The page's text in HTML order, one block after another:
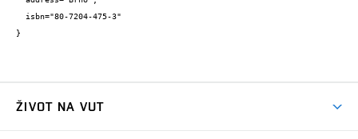
}
ŽIVOT NA VUT